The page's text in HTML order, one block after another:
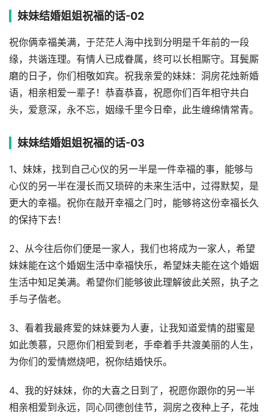
妹妹结婚姐姐祝福的话-02
祝你俩幸福美满，于茫茫人海中找到分明是千年前的一段
缘，共谐连理。有情人已成眷属，终可以长相厮守。耳鬓厮
磨的日子，你们相敬如宾。祝我亲爱的妹妹：洞房花烛新婚
语，相亲相爱一辈子！恭喜恭喜，祝愿你们百年相守共白
头，爱意深，永不忘，姻缘千里今日牵，此生缠绵情常青。
妹妹结婚姐姐祝福的话-03
1、妹妹，找到自己心仪的另一半是一件幸福的事，能够与
心仪的另一半在漫长而又琐碎的未来生活中，过得默契，是
更大的幸福。祝你在敲开幸福之门时，能够将这份幸福长久
的保持下去！
2、从今往后你们便是一家人，我们也将成为一家人，希望
妹妹能在这个婚姻生活中幸福快乐，希望妹夫能在这个婚姻
生活中知足美满。希望你们能够彼此理解彼此关照，执子之
手与子偕老。
3、看着我最疼爱的妹妹要为人妻，让我知道爱情的甜蜜是
如此羡慕，只愿你们相爱到老，手牵着手共渡美丽的人生，
为你们的爱情燃烧吧，祝你结婚快乐。
4、我的好妹妹，你的大喜之日到了，祝愿你跟你的另一半
相亲相爱到永远，同心同德创佳节，洞房之夜种上子，花烛